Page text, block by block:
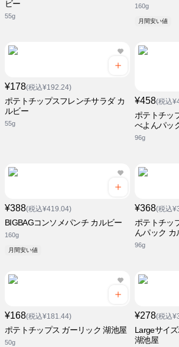
ビー
55g
160g
月間安い値
¥178(税込¥192.24)
ポテトチップスフレンチサラダ カ
ルビー
55g
¥458(税込
ポテトチッ
べよんパッ
96g
¥388(税込¥419.04)
BIGBAGコンソメパンチ カルビー
160g
月間安い値
¥368(税込
ポテトチッ
んパック カ
96g
¥168(税込¥181.44)
ポテトチップス ガーリック 湖池屋
50g
¥278(税込
Largeサイ
湖池屋